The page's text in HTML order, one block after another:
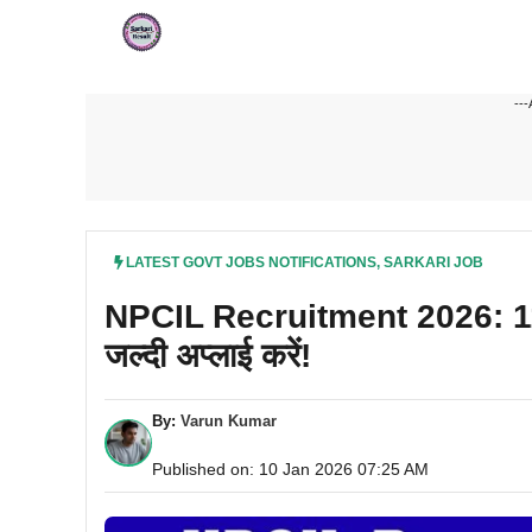
---
LATEST GOVT JOBS NOTIFICATIONS, SARKARI JOB
NPCIL Recruitment 2026: 114
जल्दी अप्लाई करें!
By: Varun Kumar
Published on: 10 Jan 2026 07:25 AM